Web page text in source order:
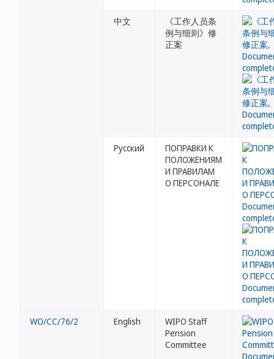
中文
《工作人员条
例与细则》修
正案
Русский
ПОПРАВКИ К
ПОЛОЖЕНИЯМ
И ПРАВИЛАМ
О ПЕРСОНАЛЕ
WO/CC/76/2 English
WIPO Staff
Pension
Committee